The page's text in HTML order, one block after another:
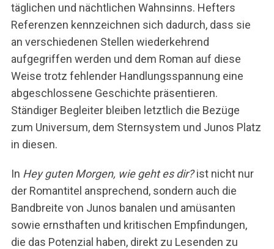
täglichen und nächtlichen Wahnsinns. Hefters
Referenzen kennzeichnen sich dadurch, dass sie
an verschiedenen Stellen wiederkehrend
aufgegriffen werden und dem Roman auf diese
Weise trotz fehlender Handlungsspannung eine
abgeschlossene Geschichte präsentieren.
Ständiger Begleiter bleiben letztlich die Bezüge
zum Universum, dem Sternsystem und Junos Platz
in diesen.
In Hey guten Morgen, wie geht es dir?ist nicht nur
der Romantitel ansprechend, sondern auch die
Bandbreite von Junos banalen und amüsanten
sowie ernsthaften und kritischen Empfindungen,
die das Potenzial haben, direkt zu Lesenden zu